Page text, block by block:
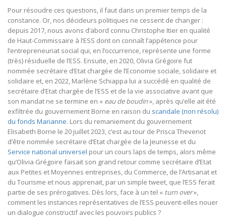
Pour résoudre ces questions, il faut dans un premier temps de la
constance. Or, nos décideurs politiques ne cessent de changer :
depuis 2017, nous avons d’abord connu Christophe Itier en qualité
de Haut-Commissaire à l’ESS dont on connaît l’appétence pour
l’entrepreneuriat social qui, en l’occurrence, représente une forme
(très) résiduelle de l’ESS. Ensuite, en 2020, Olivia Grégoire fut
nommée secrétaire d’Etat chargée de l’Economie sociale, solidaire et
solidaire et, en 2022, Marlène Schiappa lui a succédé en qualité de
secrétaire d’Etat chargée de l’ESS et de la vie associative avant que
son mandat ne se termine en « eau de boudin», après qu’elle ait été
exfiltrée du gouvernement Borne en raison du scandale (non résolu)
du fonds Marianne. Lors du remaniement du gouvernement
Elisabeth Borne le 20 juillet 2023, c’est au tour de Prisca Thevenot
d’être nommée secrétaire d’Etat chargée de la Jeunesse et du
Service national universel pour un cours laps de temps, alors même
qu’Olivia Grégoire faisait son grand retour comme secrétaire d’Etat
aux Petites et Moyennes entreprises, du Commerce, de l’Artisanat et
du Tourisme et nous apprenait, par un simple tweet, que l’ESS ferait
partie de ses prérogatives. Dès lors, face à un tel « turn over»,
comment les instances représentatives de l’ESS peuvent-elles nouer
un dialogue constructif avec les pouvoirs publics ?